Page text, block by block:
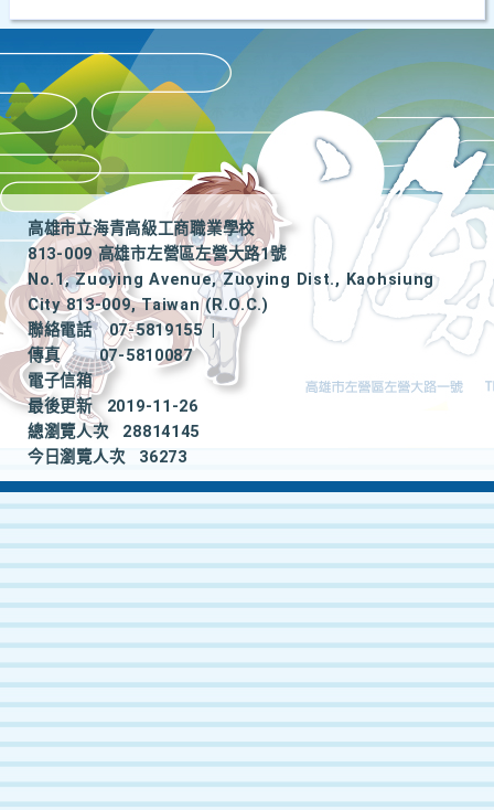
高雄市立海青高級工商職業學校
813-009 高雄市左營區左營大路1號
No.1, Zuoying Avenue, Zuoying Dist., Kaohsiung
City 813-009, Taiwan (R.O.C.)
聯絡電話
07-5819155
|
傳真
07-5810087
電子信箱
最後更新
2019-11-26
總瀏覽人次
28814145
今日瀏覽人次
36273